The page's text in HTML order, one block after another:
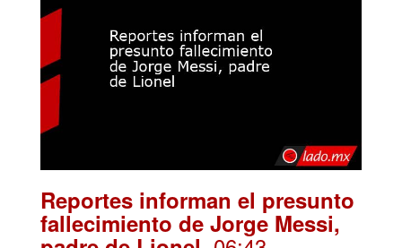
Reportes informan el presunto
fallecimiento de Jorge Messi,